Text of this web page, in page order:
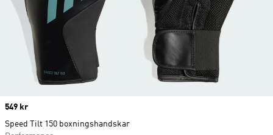
Price
549 kr
Speed Tilt 150 boxningshandskar